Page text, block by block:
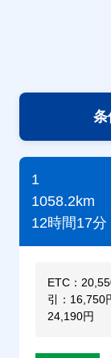
条
1
1058.2km
12時間17分
ETC：
引：16,750
24,190円